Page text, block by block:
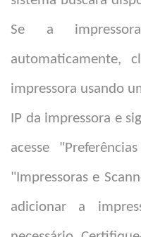
Se a
automaticamente,
impressora usando
IP da impressora e
acesse
"Impressoras e
adicionar a